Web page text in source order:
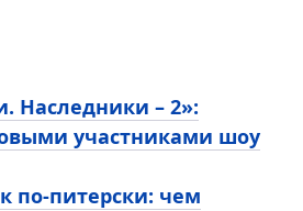
Наследники – 2»:
участниками шоу
по-питерски: чем